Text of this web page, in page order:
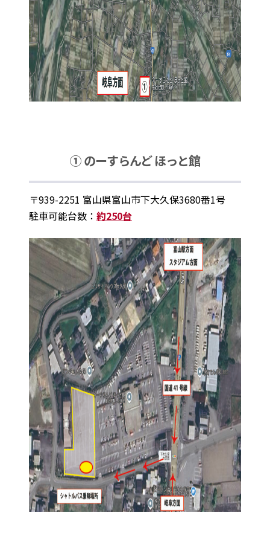
① のーすらんど ほっと館
〒939-2251 富山県富山市下大久保3680番1号
駐車可能台数： 約250台